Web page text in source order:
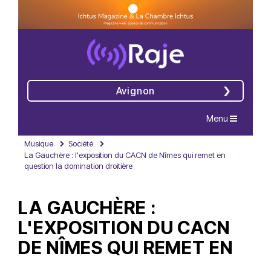
Avignon
Navigation
Menu
Musique
Société
La Gauchère : l'exposition du CACN de Nîmes qui remet en
question la domination droitière
LA GAUCHÈRE :
L'EXPOSITION DU CACN
DE NÎMES QUI REMET EN